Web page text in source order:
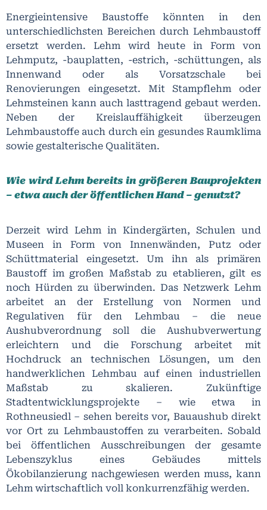
Energieintensive Baustoffe könnten in den
unterschiedlichsten Bereichen durch Lehmbaustoff
ersetzt werden. Lehm wird heute in Form von
Lehmputz, -bauplatten, -estrich, -schüttungen, als
Innenwand oder als Vorsatzschale bei
Renovierungen eingesetzt. Mit Stampflehm oder
Lehmsteinen kann auch lasttragend gebaut werden.
Neben der Kreislauffähigkeit überzeugen
Lehmbaustoffe auch durch ein gesundes Raumklima
sowie gestalterische Qualitäten.
Wie wird Lehm bereits in größeren Bauprojekten
– etwa auch der öffentlichen Hand – genutzt?
Derzeit wird Lehm in Kindergärten, Schulen und
Museen in Form von Innenwänden, Putz oder
Schüttmaterial eingesetzt. Um ihn als primären
Baustoff im großen Maßstab zu etablieren, gilt es
noch Hürden zu überwinden. Das Netzwerk Lehm
arbeitet an der Erstellung von Normen und
Regulativen für den Lehmbau – die neue
Aushubverordnung soll die Aushubverwertung
erleichtern und die Forschung arbeitet mit
Hochdruck an technischen Lösungen, um den
handwerklichen Lehmbau auf einen industriellen
Maßstab zu skalieren. Zukünftige
Stadtentwicklungsprojekte – wie etwa in
Rothneusiedl – sehen bereits vor, Bauaushub direkt
vor Ort zu Lehmbaustoffen zu verarbeiten. Sobald
bei öffentlichen Ausschreibungen der gesamte
Lebenszyklus eines Gebäudes mittels
Ökobilanzierung nachgewiesen werden muss, kann
Lehm wirtschaftlich voll konkurrenzfähig werden.